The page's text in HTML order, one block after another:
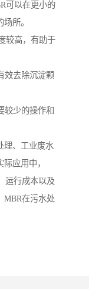
可以在更小的
所。
较高，有助于
效去除沉淀颗
较少的操作和
理、工业废水
应用中，
运行成本以及
MBR在污水处